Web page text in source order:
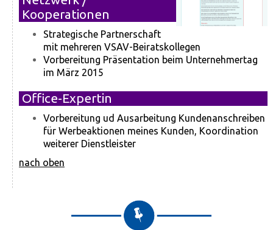
Kooperationen
Strategische Partnerschaft
mit mehreren VSAV-Beiratskollegen
Vorbereitung Präsentation beim Unternehmertag
im März 2015
Office-Expertin
Vorbereitung ud Ausarbeitung Kundenanschreiben
für Werbe­aktionen meines Kunden, Koordination
weiterer Dienstleister
nach oben